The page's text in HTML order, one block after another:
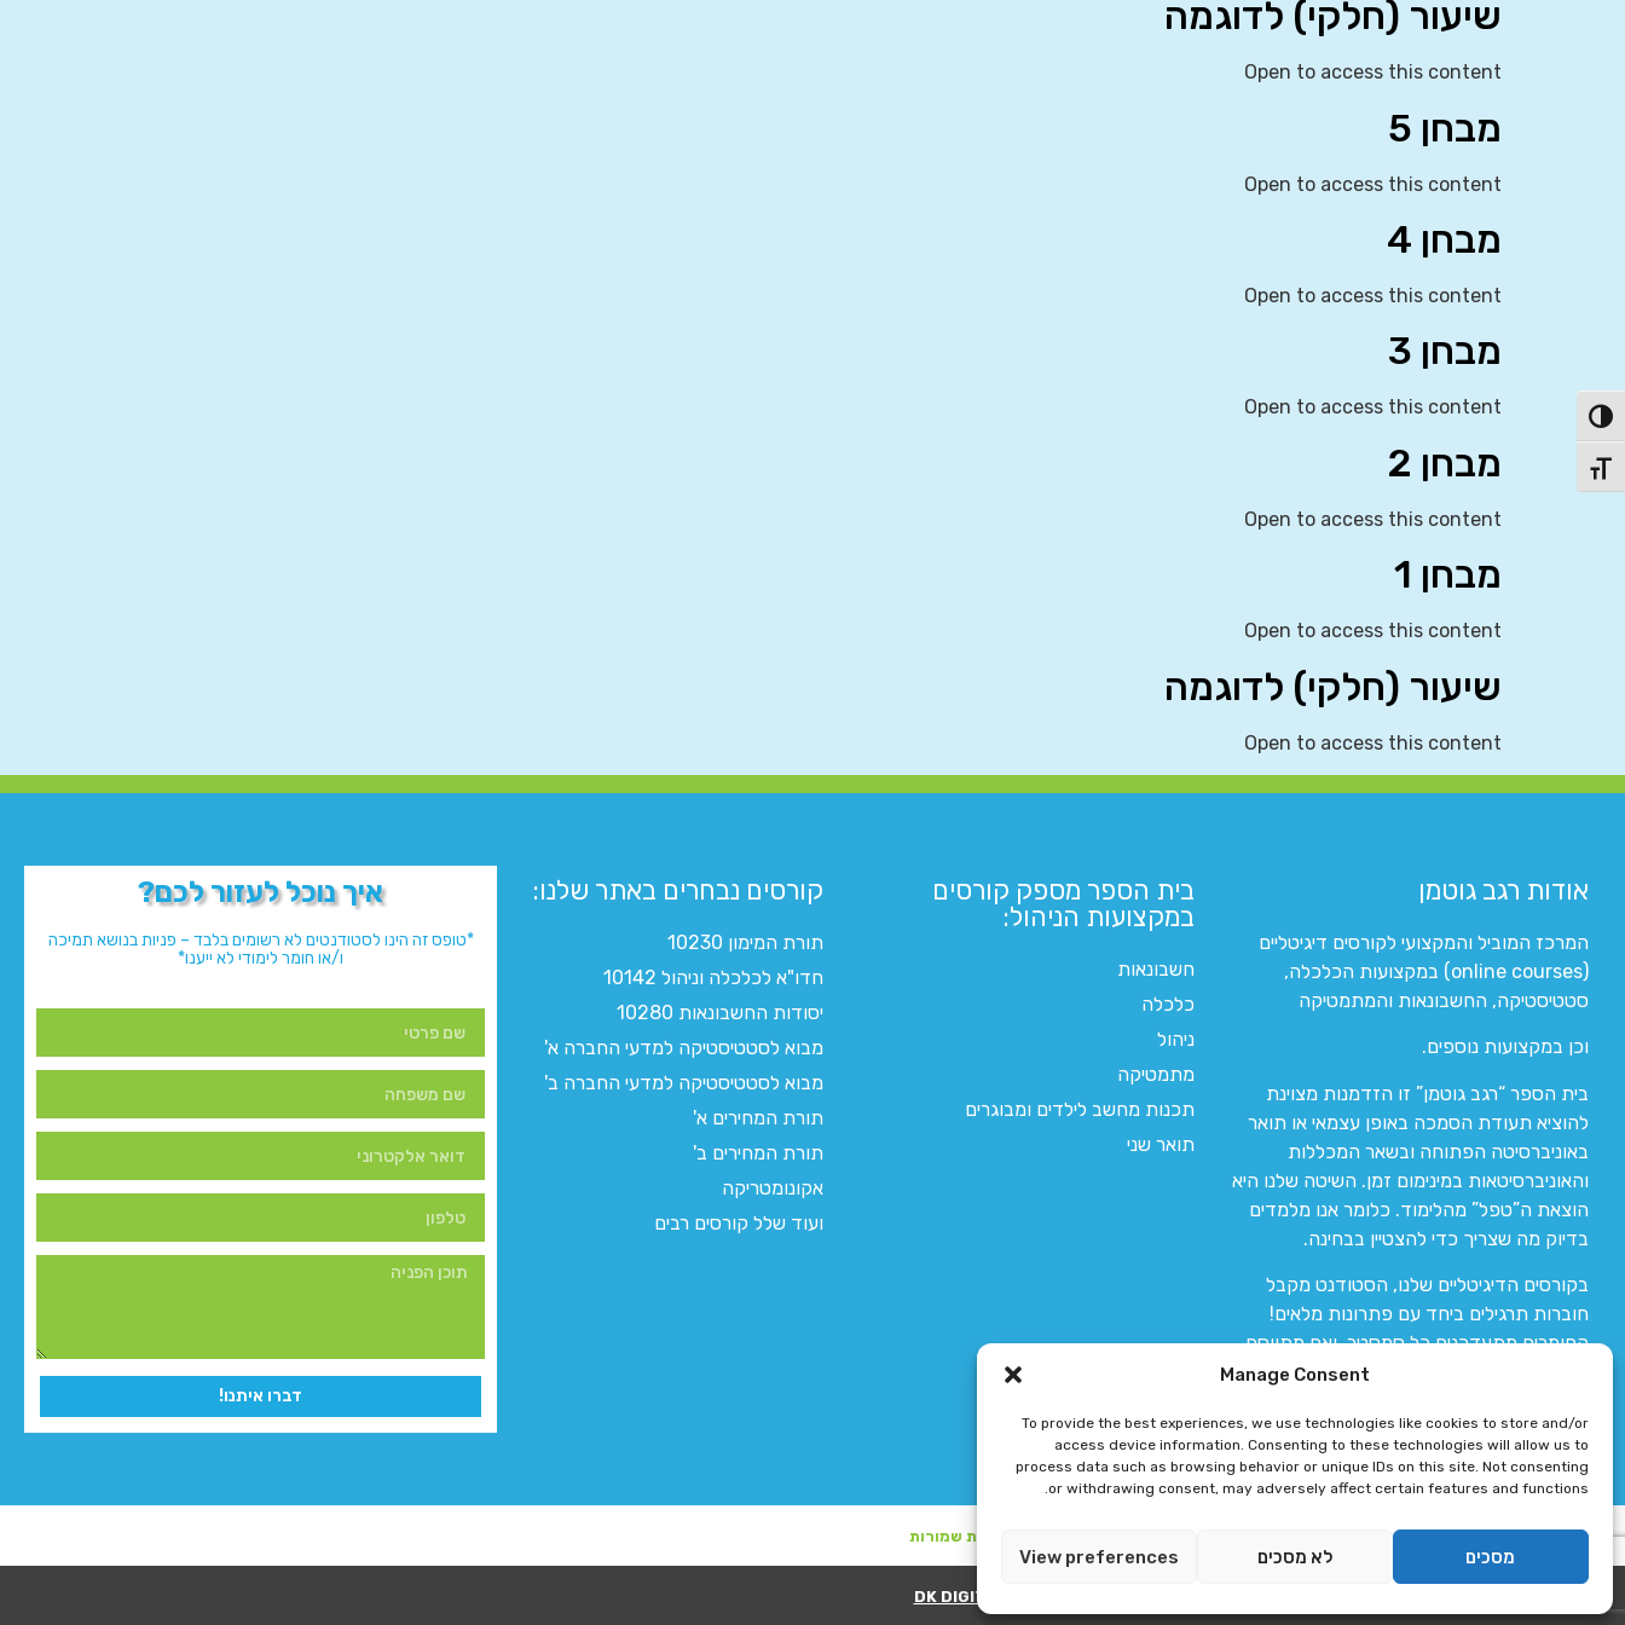
Manage Consent
To provide the best experiences, we use technologies like cookies to store and/or
access device information. Consenting to these technologies will allow us to
process data such as browsing behavior or unique IDs on this site. Not consenting
or withdrawing consent, may adversely affect certain features and functions.
מסכים לא מסכים View preferences
הפעל/כבה ניגודיות גבוהה
מתג גודל גופן
שיעור (חלקי) לדוגמה
Open to access this content
מבחן 5
Open to access this content
מבחן 4
Open to access this content
מבחן 3
Open to access this content
מבחן 2
Open to access this content
מבחן 1
Open to access this content
שיעור (חלקי) לדוגמה
Open to access this content
אודות רגב גוטמן
המרכז המוביל והמקצועי לקורסים דיגיטליים
(online courses) במקצועות הכלכלה,
סטטיסטיקה, החשבונאות והמתמטיקה
וכן במקצועות נוספים.
בית הספר “רגב גוטמן” זו הזדמנות מצוינת
להוציא תעודת הסמכה באופן עצמאי או תואר
באוניברסיטה הפתוחה ובשאר המכללות
והאוניברסיטאות במינימום זמן. השיטה שלנו היא
הוצאת ה”טפל” מהלימוד. כלומר אנו מלמדים
בדיוק מה שצריך כדי להצטיין בבחינה.
בקורסים הדיגיטליים שלנו, הסטודנט מקבל
חוברות תרגילים ביחד עם פתרונות מלאים!
החומרים מתעדכנים כל סמסטר, ואם מתווסף
חומר חדש אז הקורס מתעדכן יחד איתו.
בית הספר מספק קורסים
במקצועות הניהול:
חשבונאות
כלכלה
ניהול
מתמטיקה
תכנות מחשב לילדים ומבוגרים
תואר שני
קורסים נבחרים באתר שלנו:​
תורת המימון 10230
חדו"א לכלכלה וניהול 10142
יסודות החשבונאות 10280
מבוא לסטטיסטיקה למדעי החברה א'
מבוא לסטטיסטיקה למדעי החברה ב'
תורת המחירים א'
תורת המחירים ב'
אקונומטריקה
ועוד שלל קורסים רבים
איך נוכל לעזור לכם?
*טופס זה הינו לסטודנטים לא רשומים בלבד – פניות בנושא תמיכה
ו/או חומר לימודי לא ייענו*
דברו איתנו!